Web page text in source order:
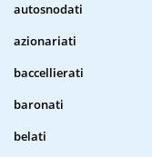
autosnodati
azionariati
baccellierati
baronati
belati